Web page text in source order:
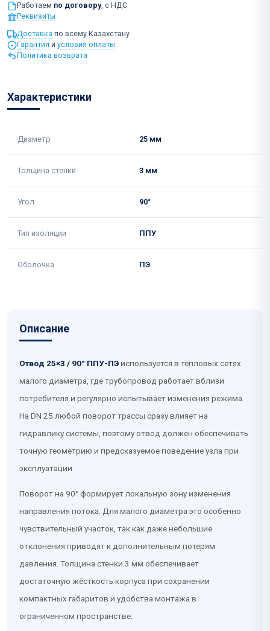
Работаем по договору, с НДС
Реквизиты
Доставка по всему Казахстану
Гарантия и условия оплаты
Политика возврата
Характеристики
Диаметр 25 мм
Толщина стенки 3 мм
Угол 90°
Тип изоляции ППУ
Оболочка ПЭ
Описание
Отвод 25×3 / 90° ППУ-ПЭиспользуется в тепловых сетях
малого диаметра, где трубопровод работает вблизи
потребителя и регулярно испытывает изменения режима.
На DN 25 любой поворот трассы сразу влияет на
гидравлику системы, поэтому отвод должен обеспечивать
точную геометрию и предсказуемое поведение узла при
эксплуатации.
Поворот на 90° формирует локальную зону изменения
направления потока. Для малого диаметра это особенно
чувствительный участок, так как даже небольшие
отклонения приводят к дополнительным потерям
давления. Толщина стенки 3 мм обеспечивает
достаточную жёсткость корпуса при сохранении
компактных габаритов и удобства монтажа в
ограниченном пространстве.